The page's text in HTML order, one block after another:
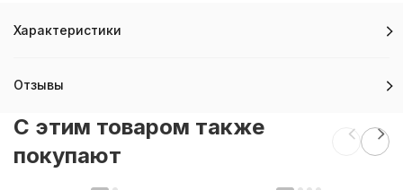
•Вес пары: 228 гр.
Характеристики
Отзывы
C этим товаром также
покупают